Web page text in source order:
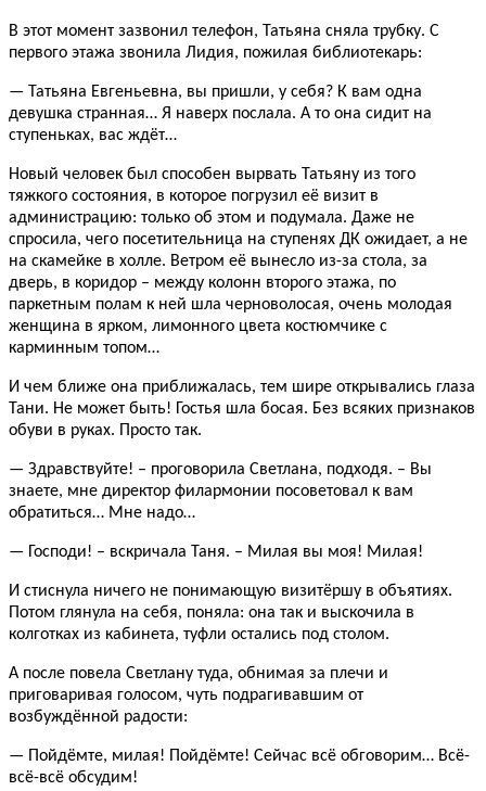
В этот момент зазвонил телефон, Татьяна сняла трубку. С
первого этажа звонила Лидия, пожилая библиотекарь:
— Татьяна Евгеньевна, вы пришли, у себя? К вам одна
девушка странная… Я наверх послала. А то она сидит на
ступеньках, вас ждёт…
Новый человек был способен вырвать Татьяну из того
тяжкого состояния, в которое погрузил её визит в
администрацию: только об этом и подумала. Даже не
спросила, чего посетительница на ступенях ДК ожидает, а не
на скамейке в холле. Ветром её вынесло из-за стола, за
дверь, в коридор – между колонн второго этажа, по
паркетным полам к ней шла черноволосая, очень молодая
женщина в ярком, лимонного цвета костюмчике с
карминным топом…
И чем ближе она приближалась, тем шире открывались глаза
Тани. Не может быть! Гостья шла босая. Без всяких признаков
обуви в руках. Просто так.
— Здравствуйте! – проговорила Светлана, подходя. – Вы
знаете, мне директор филармонии посоветовал к вам
обратиться… Мне надо…
— Господи! – вскричала Таня. – Милая вы моя! Милая!
И стиснула ничего не понимающую визитёршу в объятиях.
Потом глянула на себя, поняла: она так и выскочила в
колготках из кабинета, туфли остались под столом.
А после повела Светлану туда, обнимая за плечи и
приговаривая голосом, чуть подрагивавшим от
возбуждённой радости:
— Пойдёмте, милая! Пойдёмте! Сейчас всё обговорим… Всё-
всё-всё обсудим!